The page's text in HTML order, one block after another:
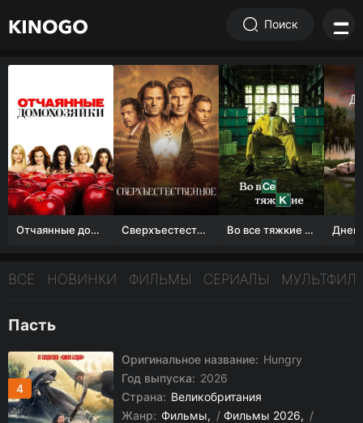
Поиск
Отчаянные домохозяйки (1 сезон) Сверхъестественное Во все тяжкие 1-5 сезон
ВСЕ НОВИНКИ ФИЛЬМЫ СЕРИАЛЫ
Пасть
4
Оригинальное название: Hungry
Год выпуска: 2026
Страна: Великобритания
Жанр: Фильмы / Фильмы 2026
/